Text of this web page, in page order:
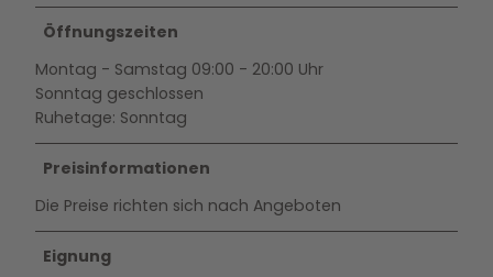
Öffnungszeiten
Montag - Samstag 09:00 - 20:00 Uhr
Sonntag geschlossen
Ruhetage: Sonntag
Preisinformationen
Die Preise richten sich nach Angeboten
Eignung